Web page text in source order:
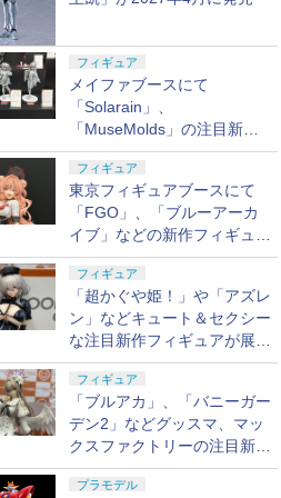
フィギュア
メイファブースにて
「Solarain」、
「MuseMolds」の注目新作
フィギュアが展示【ホビーメ
ーカー合同展示会】
フィギュア
東京フィギュアブースにて
「FGO」、「ブルーアーカ
イブ」などの新作フィギュア
が展示【ホビーメーカー合同
展示会】
フィギュア
「超かぐや姫！」や「アズレ
ン」などキュート＆セクシー
な注目新作フィギュアが展示
【ホビーメーカー合同展示
会】
フィギュア
「ブルアカ」、「バニーガー
デン2」などグッスマ、マッ
クスファクトリーの注目新作
フィギュアが展示【ホビーメ
ーカー合同展示会】
プラモデル